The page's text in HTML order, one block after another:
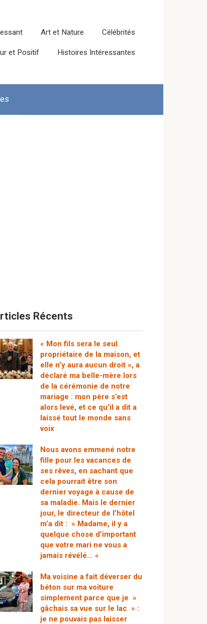
Art et Nature Célébrités
et Positif Histoires Intéressantes
Récents
« Mon fils sera le seul
propriétaire de la maison, et
elle n’y aura aucun droit », a
déclaré ma belle-mère lors
de la cérémonie de notre
mariage : mon père s’est
alors levé, et ce qu’il a dit a
laissé tout le monde sans
voix
Nous avons emmené notre
fille pour les vacances de
ses rêves, en sachant que
cela pourrait être son
dernier voyage à cause de
sa maladie. Mais le dernier
jour, le directeur de l’hôtel
m’a dit : » Madame, il y a
quelque chose d’important
que votre mari ne vous a
jamais révélé… «
Ma voisine a fait déverser du
béton sur ma voiture
simplement parce que je »
gâchais sa vue sur le lac » :
je ne pouvais pas laisser